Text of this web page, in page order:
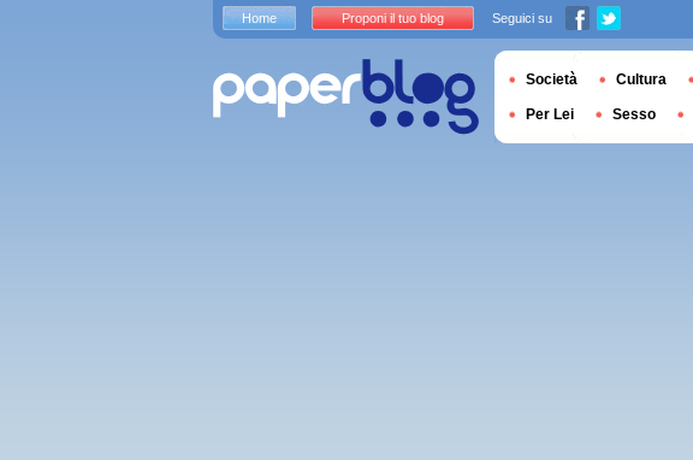
Home Proponi il tuo blog Seguici su
Società Cultura
Per Lei Sesso